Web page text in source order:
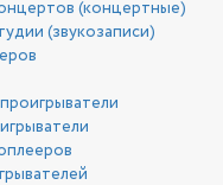
(концертные)
(звукозаписи)